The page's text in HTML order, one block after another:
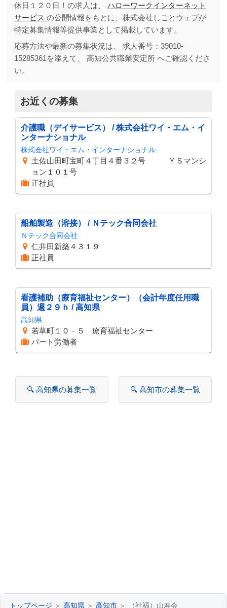
休日１２０日！の求人は、 ハローワークインターネット
サービス の公開情報をもとに、株式会社しごとウェブが
特定募集情報等提供事業として掲載しています。
応募方法や最新の募集状況は、 求人番号： 39010-
15285361 を添えて、 高知公共職業安定所 へご確認くださ
い。
お近くの募集
介護職（デイサービス） / 株式会社ワイ・エム・イ
ンターナショナル
株式会社ワイ・エム・インターナショナル
土佐山田町宝町４丁目４番３２号 ＹＳマンシ
ョン１０１号
正社員
船舶製造（溶接） / Ｎテック合同会社
Ｎテック合同会社
仁井田新築４３１９
正社員
看護補助（療育福祉センター）（会計年度任用職
員）週２９ｈ / 高知県
高知県
若草町１０－５ 療育福祉センター
パート労働者
🔍 高知県の募集一覧 🔍 高知市の募集一覧
トップページ ＞ 高知県 ＞ 高知市 ＞ （社福）山寿会